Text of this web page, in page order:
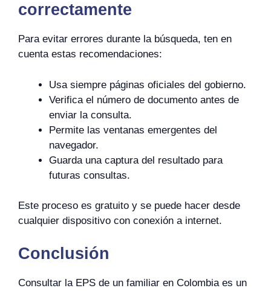
correctamente
Para evitar errores durante la búsqueda, ten en
cuenta estas recomendaciones:
Usa siempre páginas oficiales del gobierno.
Verifica el número de documento antes de
enviar la consulta.
Permite las ventanas emergentes del
navegador.
Guarda una captura del resultado para
futuras consultas.
Este proceso es gratuito y se puede hacer desde
cualquier dispositivo con conexión a internet.
Conclusión
Consultar la EPS de un familiar en Colombia es un